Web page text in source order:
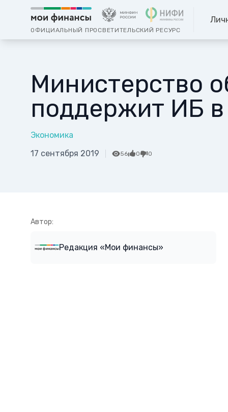
ОФИЦИАЛЬНЫЙ ПРОСВЕТИТЕЛЬСКИЙ РЕСУРС
Министерство
поддержит ИБ
Экономика
17 сентября 2019
56 0 0
Автор:
Редакция «Мои финансы»